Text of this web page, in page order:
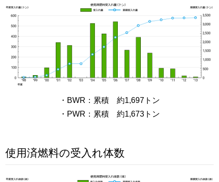
・BWR：累積 約1,697トン
・PWR：累積 約1,673トン
使用済燃料の受入れ体数